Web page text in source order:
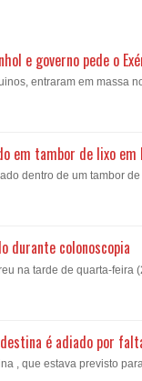
e governo pede o
entraram em massa
em tambor de lixo
dentro de um tambor
durante colonoscopia
na tarde de quarta-feira
é adiado por
, que estava previsto